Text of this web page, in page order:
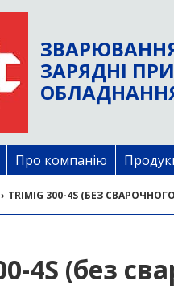
ЗАРЯДНІ
Про компанію
› TRIMIG 300-4S (БЕЗ
4S (без